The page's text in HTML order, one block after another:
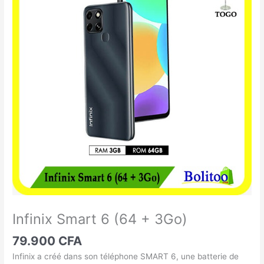
Infinix Smart 6 (64 + 3Go)
79.900 CFA
Infinix a créé dans son téléphone SMART 6, une batterie de